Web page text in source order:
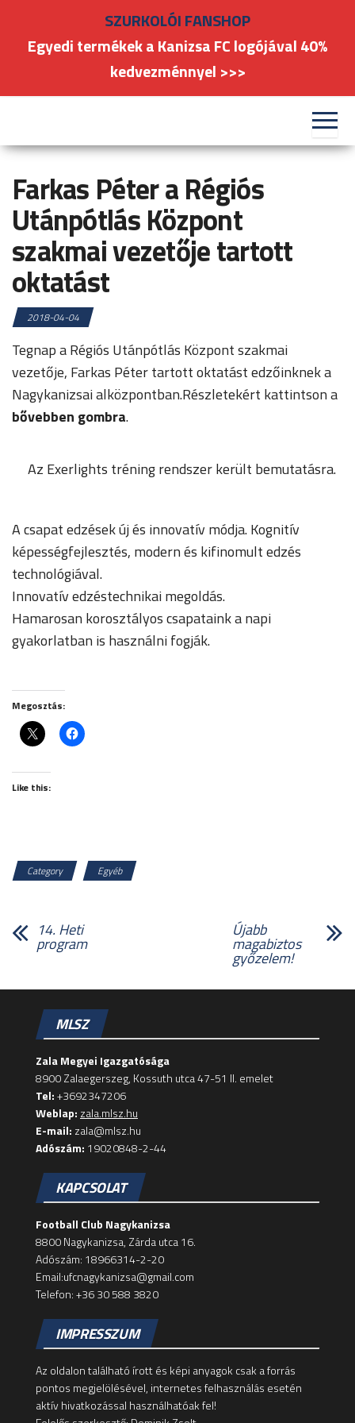
FC
#kanizsafoci
Farkas Péter a Régiós
Utánpótlás Központ
szakmai vezetője tartott
oktatást
2018-04-04
Tegnap a Régiós Utánpótlás Központ szakmai
vezetője, Farkas Péter tartott oktatást edzőinknek a
Nagykanizsai alközpontban.Részletekért kattintson a
bővebben gombra.
Az Exerlights tréning rendszer került bemutatásra.
A csapat edzések új és innovatív módja. Kognitív
képességfejlesztés, modern és kifinomult edzés
technológiával.
Innovatív edzéstechnikai megoldás.
Hamarosan korosztályos csapataink a napi
gyakorlatban is használni fogják.
Megosztás:
Like this:
Category Egyéb
14. Heti
program
Újabb
magabiztos
győzelem!
MLSZ
Zala Megyei Igazgatósága
8900 Zalaegerszeg, Kossuth utca 47-51 II. emelet
Tel:+3692347206
Weblap: zala.mlsz.hu
E-mail: zala@mlsz.hu
Adószám: 19020848-2-44
KAPCSOLAT
Football Club Nagykanizsa
8800 Nagykanizsa, Zárda utca 16.
Adószám: 18966314-2-20
Email:ufcnagykanizsa@gmail.com
Telefon: +36 30 588 3820
IMPRESSZUM
Az oldalon található írott és képi anyagok csak a forrás
pontos megjelölésével, internetes felhasználás esetén
aktív hivatkozással használhatóak fel!
SZURKOLÓI FANSHOP
Egyedi termékek a Kanizsa FC logójával 40%
kedvezménnyel >>>